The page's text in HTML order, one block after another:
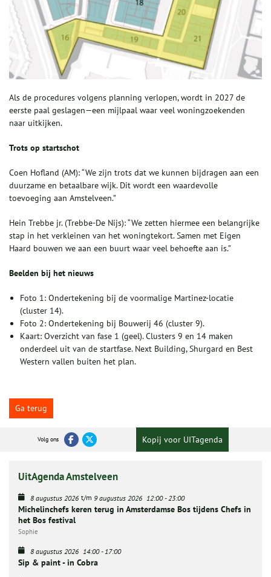
Als de procedures volgens planning verlopen, wordt in 2027 de
eerste paal geslagen—een mijlpaal waar veel woningzoekenden
naar uitkijken.
Trots op startschot
Coen Hofland (AM): “We zijn trots dat we kunnen bijdragen aan een
duurzame en betaalbare wijk. Dit wordt een waardevolle
toevoeging aan Amstelveen.”
Hein Trebbe jr. (Trebbe-De Nijs): “We zetten hiermee een belangrijke
stap in het verkleinen van het woningtekort. Samen met Eigen
Haard bouwen we aan een buurt waar veel behoefte aan is.”
Beelden bij het nieuws
Foto 1: Ondertekening bij de voormalige Martinez-locatie
(cluster 14).
Foto 2: Ondertekening bij Bouwerij 46 (cluster 9).
Kaart: Overzicht van fase 1 (geel). Clusters 9 en 14 maken
onderdeel uit van de startfase. Next Building, Shurgard en Best
Western vallen buiten het plan.
Ga terug
Volg ons Kopij voor UITagenda
UitAgenda Amstelveen
8 augustus 2026 t/m 9 augustus 2026 12:00- 23:00
Michelinchefs keren terug in Amsterdamse Bos tijdens Chefs in
het Bos festival
Sophie
8 augustus 2026 14:00- 17:00
Sip & paint - in Cobra